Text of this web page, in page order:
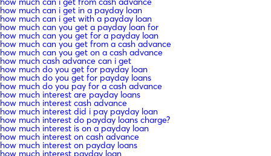
how much can i get in a payday loan
how much can i get with a payday loan
how much can you get a payday loan for
how much can you get for a payday loan
how much can you get from a cash advance
how much can you get on a cash advance
how much cash advance can i get
how much do you get for payday loan
how much do you get for payday loans
how much do you pay for a cash advance
how much interest are payday loans
how much interest cash advance
how much interest did i pay payday loan
how much interest do payday loans charge?
how much interest is on a payday loan
how much interest on cash advance
how much interest on payday loans
how much interest payday loan